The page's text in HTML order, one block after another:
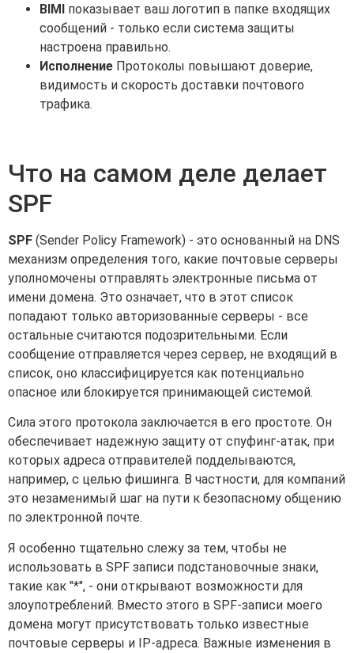
BIMI показывает ваш логотип в папке входящих
сообщений - только если система защиты
настроена правильно.
Исполнение Протоколы повышают доверие,
видимость и скорость доставки почтового
трафика.
Что на самом деле делает
SPF
SPF (Sender Policy Framework) - это основанный на DNS
механизм определения того, какие почтовые серверы
уполномочены отправлять электронные письма от
имени домена. Это означает, что в этот список
попадают только авторизованные серверы - все
остальные считаются подозрительными. Если
сообщение отправляется через сервер, не входящий в
список, оно классифицируется как потенциально
опасное или блокируется принимающей системой.
Сила этого протокола заключается в его простоте. Он
обеспечивает надежную защиту от спуфинг-атак, при
которых адреса отправителей подделываются,
например, с целью фишинга. В частности, для компаний
это незаменимый шаг на пути к безопасному общению
по электронной почте.
Я особенно тщательно слежу за тем, чтобы не
использовать в SPF записи подстановочные знаки,
такие как "*", - они открывают возможности для
злоупотреблений. Вместо этого в SPF-записи моего
домена могут присутствовать только известные
почтовые серверы и IP-адреса. Важные изменения в